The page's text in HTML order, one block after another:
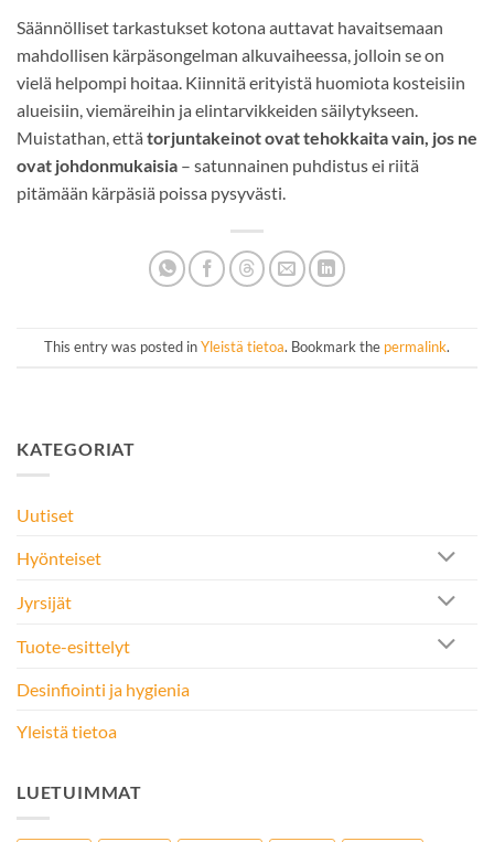
Säännölliset tarkastukset kotona auttavat havaitsemaan
mahdollisen kärpäsongelman alkuvaiheessa, jolloin se on
vielä helpompi hoitaa. Kiinnitä erityistä huomiota kosteisiin
alueisiin, viemäreihin ja elintarvikkeiden säilytykseen.
Muistathan, että torjuntakeinot ovat tehokkaita vain, jos ne
ovat johdonmukaisia – satunnainen puhdistus ei riitä
pitämään kärpäsiä poissa pysyvästi.
This entry was posted inYleistä tietoa. Bookmark the permalink.
KATEGORIAT
Uutiset
Hyönteiset
Jyrsijät
Tuote-esittelyt
Desinfiointi ja hygienia
Yleistä tietoa
LUETUIMMAT